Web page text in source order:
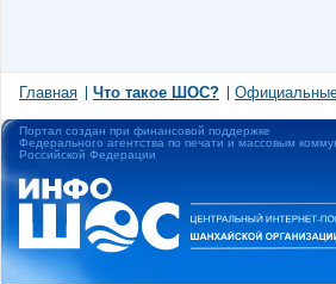
Главная Что такое ШОС?
Портал создан при финансовой поддержке
Федерального агентства по печати и массовым
Российской Федерации